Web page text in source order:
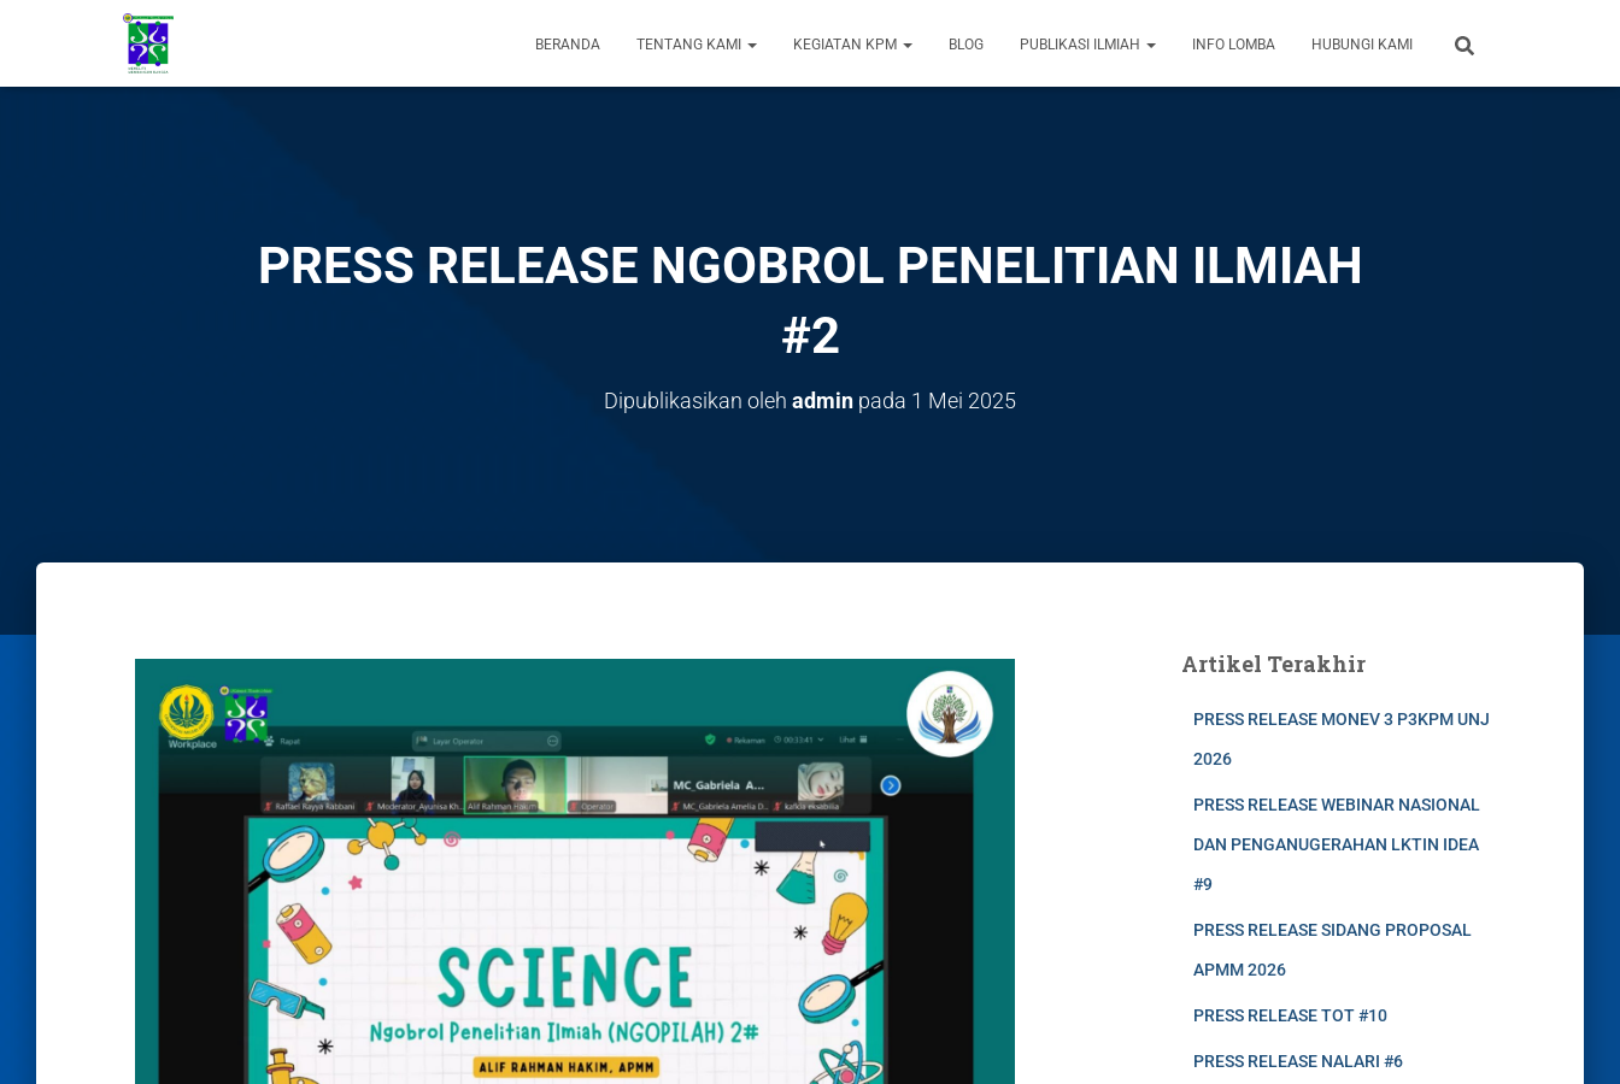
BERANDA TENTANG KAMI KEGIATAN KPM BLOG PUBLIKASI ILMIAH INFO LOMBA HUBUNGI KAMI
PRESS RELEASE NGOBROL PENELITIAN ILMIAH
#2
Dipublikasikan oleh admin pada 1 Mei 2025
Artikel Terakhir
PRESS RELEASE MONEV 3 P3KPM UNJ
2026
PRESS RELEASE WEBINAR NASIONAL
DAN PENGANUGERAHAN LKTIN IDEA
#9
PRESS RELEASE SIDANG PROPOSAL
APMM 2026
PRESS RELEASE TOT #10
PRESS RELEASE NALARI #6